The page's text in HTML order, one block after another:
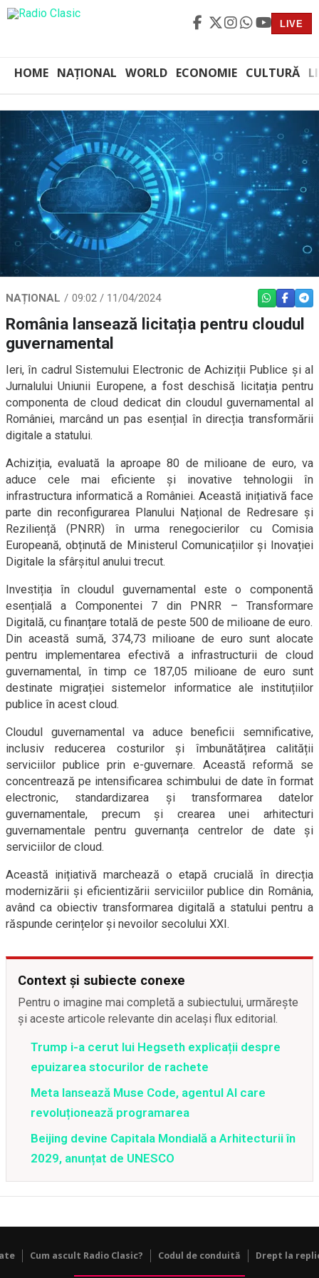
LIVE
HOME NAȚIONAL WORLD ECONOMIE CULTURĂ
NAȚIONAL 09:02 / 11/04/2024 WHATSAPP
România lansează licitația pentru cloudul
guvernamental
Ieri, în cadrul Sistemului Electronic de Achiziții Publice și al
Jurnalului Uniunii Europene, a fost deschisă licitația pentru
componenta de cloud dedicat din cloudul guvernamental al
României, marcând un pas esențial în direcția transformării
digitale a statului.
Achiziția, evaluată la aproape 80 de milioane de euro, va
aduce cele mai eficiente și inovative tehnologii în
infrastructura informatică a României. Această inițiativă face
parte din reconfigurarea Planului Național de Redresare și
Reziliență (PNRR) în urma renegocierilor cu Comisia
Europeană, obținută de Ministerul Comunicațiilor și Inovației
Digitale la sfârșitul anului trecut.
Investiția în cloudul guvernamental este o componentă
esențială a Componentei 7 din PNRR – Transformare
Digitală, cu finanțare totală de peste 500 de milioane de euro.
Din această sumă, 374,73 milioane de euro sunt alocate
pentru implementarea efectivă a infrastructurii de cloud
guvernamental, în timp ce 187,05 milioane de euro sunt
destinate migrației sistemelor informatice ale instituțiilor
publice în acest cloud.
Cloudul guvernamental va aduce beneficii semnificative,
inclusiv reducerea costurilor și îmbunătățirea calității
serviciilor publice prin e-guvernare. Această reformă se
concentrează pe intensificarea schimbului de date în format
electronic, standardizarea și transformarea datelor
guvernamentale, precum și crearea unei arhitecturi
guvernamentale pentru guvernanța centrelor de date și
serviciilor de cloud.
Această inițiativă marchează o etapă crucială în direcția
modernizării și eficientizării serviciilor publice din România,
având ca obiectiv transformarea digitală a statului pentru a
răspunde cerințelor și nevoilor secolului XXI.
Context și subiecte conexe
Pentru o imagine mai completă a subiectului, urmărește
și aceste articole relevante din același flux editorial.
Trump i-a cerut lui Hegseth explicații despre
epuizarea stocurilor de rachete
Meta lansează Muse Code, agentul AI care
revoluționează programarea
Beijing devine Capitala Mondială a Arhitecturii în
2029, anunțat de UNESCO
Cum ascult Radio Clasic? Codul de conduită Drept la